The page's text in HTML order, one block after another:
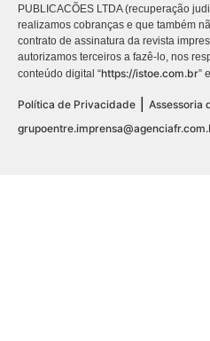
PUBLICACÕES LTDA (recuperação
realizamos cobranças e que também
contrato de assinatura da revista
autorizamos terceiros a fazê-lo, nos
conteúdo digital “https://istoe.com.br”
Política de Privacidade
Assessoria